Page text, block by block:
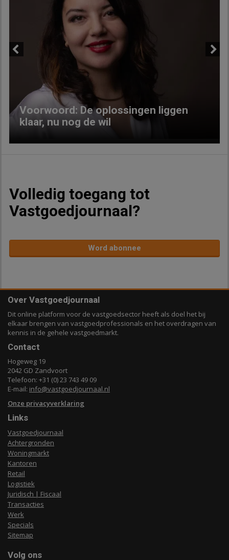
Voorwoord: De oplossingen liggen
klaar, nu nog de wil
Volledig toegang tot
Vastgoedjournaal?
Word abonnee
Over Vastgoedjournaal
Dit online platform voor de vastgoedsector heeft als doel het bij
elkaar brengen van vastgoedprofessionals en het overdragen van
kennis in de gehele vastgoedmarkt.
Contact
Hogeweg 19
2042 GD Zandvoort
Telefoon: +31 (0) 23 743 49 09
E-mail: info@vastgoedjournaal.nl
Onze privacyverklaring
Links
Vastgoedjournaal
Achtergronden
Woningmarkt
Kantoren
Retail
Logistiek
Juridisch | Fiscaal
Transacties
Werk
Specials
Sitemap
Volg ons